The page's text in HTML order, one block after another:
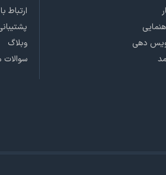
دهی
ارتباط
وبلاگ
سوالات